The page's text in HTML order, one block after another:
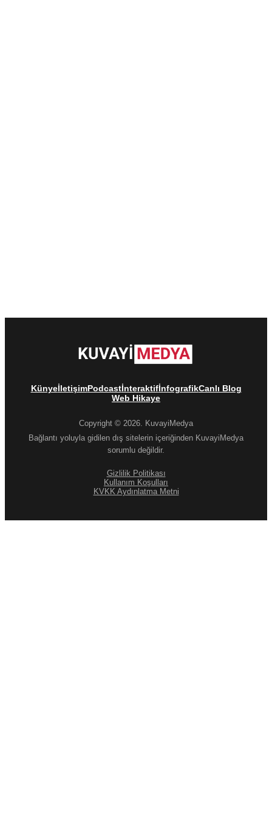
KünyeİletişimPodcastİnteraktifİnfografikCanlı Blog
Web Hikaye
Copyright © 2026. KuvayiMedya
Bağlantı yoluyla gidilen dış sitelerin içeriğinden KuvayiMedya
sorumlu değildir.
Gizlilik Politikası
Kullanım Koşulları
KVKK Aydınlatma Metni